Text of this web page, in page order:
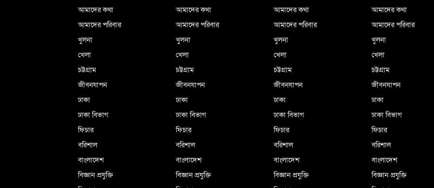
আমাদের কথা
আমাদের পরিবার
খুলনা
খেলা
চট্টগ্রাম
জীবনযাপন
ঢাকা
ঢাকা বিভাগ
ফিচার
বরিশাল
বাংলাদেশ
বিজ্ঞান প্রযুক্তি
আমাদের কথা
আমাদের পরিবার
খুলনা
খেলা
চট্টগ্রাম
জীবনযাপন
ঢাকা
ঢাকা বিভাগ
ফিচার
বরিশাল
বাংলাদেশ
বিজ্ঞান প্রযুক্তি
আমাদের কথা
আমাদের পরিবার
খুলনা
খেলা
চট্টগ্রাম
জীবনযাপন
ঢাকা
ঢাকা বিভাগ
ফিচার
বরিশাল
বাংলাদেশ
বিজ্ঞান প্রযুক্তি
আমাদের কথা
আমাদের পরিবার
খুলনা
খেলা
চট্টগ্রাম
জীবনযাপন
ঢাকা
ঢাকা বিভাগ
ফিচার
বরিশাল
বাংলাদেশ
বিজ্ঞান প্রযুক্তি